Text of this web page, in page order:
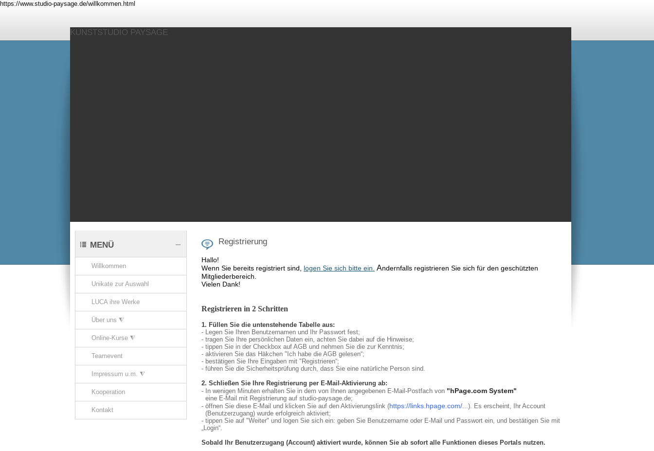
https://www.studio-paysage.de/willkommen.html
KUNSTSTUDIO PAYSAGE
MENÜ
Willkommen
Unikate zur Auswahl
LUCA ihre Werke
Über uns ⧨
Online-Kurse ⧨
Teamevent
Impressum u.m. ⧨
Kooperation
Kontakt
Registrierung
Hallo!
Wenn Sie bereits registriert sind, logen Sie sich bitte ein. Andernfalls registrieren Sie sich für den geschützten
Mitgliederbereich.
Vielen Dank!
Registrieren in 2 Schritten
1. Füllen Sie die untenstehende Tabelle aus:
- Legen Sie Ihren Benutzernamen und Ihr Passwort fest;
- tragen Sie Ihre persönlichen Daten ein, achten Sie dabei auf die Hinweise;
- tippen Sie in der Checkbox auf AGB und nehmen Sie die zur Kenntnis;
- aktivieren Sie das Häkchen "Ich habe die AGB gelesen“;
- bestätigen Sie Ihre Eingaben mit "Registrieren“;
- führen Sie die Sicherheitsprüfung durch, dass Sie eine natürliche Person sind.
2. Schließen Sie Ihre Registrierung per E-Mail-Aktivierung ab:
- In wenigen Minuten erhalten Sie in dem von Ihnen angegebenen E-Mail-Postfach von "hPage.com System"
eine E-Mail mit Registrierung auf studio-paysage.de;
- öffnen Sie diese E-Mail und klicken Sie auf den Aktivierungslink (https://links.hpage.com/...). Es erscheint, Ihr Account
(Benutzerzugang) wurde erfolgreich aktiviert;
- tippen Sie auf "Weiter" und logen Sie sich ein: geben Sie Benutzername oder E-Mail und Passwort ein, und bestätigen Sie mit
„Login“.
Sobald Ihr Benutzerzugang (Account) aktiviert wurde, können Sie ab sofort alle Funktionen dieses Portals nutzen.